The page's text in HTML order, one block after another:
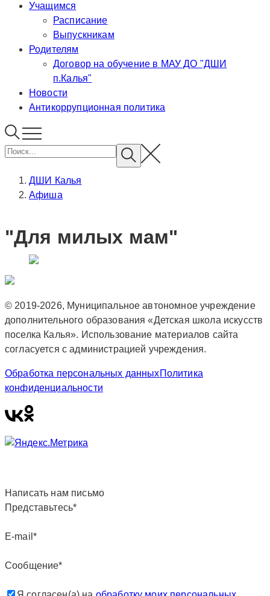
Учащимся
Расписание
Выпускникам
Родителям
Договор на обучение в МАУ ДО "ДШИ
п.Калья"
Новости
Антикоррупционная политика
ДШИ Калья
Афиша
"Для милых мам"
© 2019-2026, Муниципальное автономное учреждение
дополнительного образования «Детская школа искусств
поселка Калья». Использование материалов сайта
согласуется с администрацией учреждения.
Обработка персональных данныхПолитика
конфиденциальности
Написать нам письмо
Представьтесь*
E-mail*
Сообщение*